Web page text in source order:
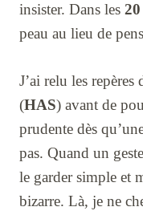
insister. Dans les
peau au lieu de
J’ai relu les
(HAS) avant de
prudente dès
pas. Quand un
le garder simple et
bizarre. Là, je ne